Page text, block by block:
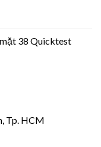
38 Quicktest
Tp. HCM